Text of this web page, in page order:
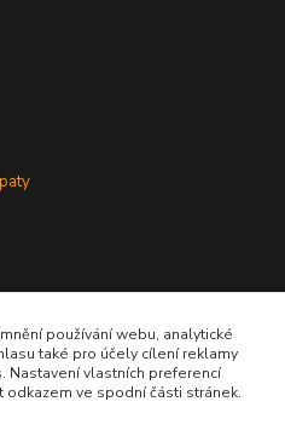
používání webu, analytické
také pro účely cílení reklamy
Nastavení vlastních preferencí
ve spodní části stránek.